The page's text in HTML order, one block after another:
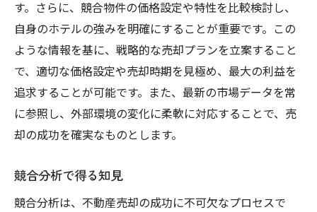
す。さらに、競合物件の価格設定や特性を比較検討し、
自身のホテルの強みを明確にすることが重要です。この
ような情報を基に、戦略的な売却プランを立案すること
で、適切な価格設定や売却時期を見極め、最大の利益を
追求することが可能です。また、最新の市場データを常
に参照し、外部環境の変化に柔軟に対応することで、売
却の成功を確実なものとします。
競合分析で得る知見
競合分析は、不動産売却の成功に不可欠なプロセスで